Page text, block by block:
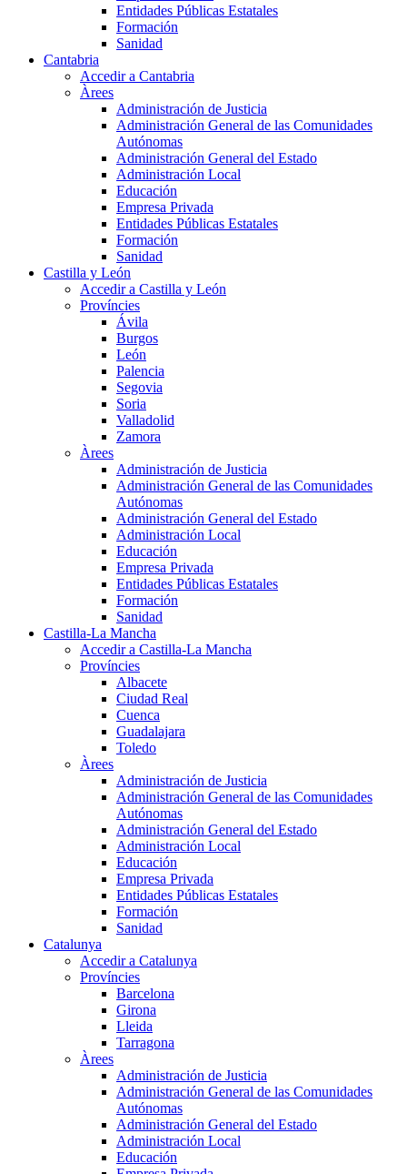
Entidades Públicas Estatales
Formación
Sanidad
Cantabria
Accedir a Cantabria
Àrees
Administración de Justicia
Administración General de las Comunidades
Autónomas
Administración General del Estado
Administración Local
Educación
Empresa Privada
Entidades Públicas Estatales
Formación
Sanidad
Castilla y León
Accedir a Castilla y León
Províncies
Ávila
Burgos
León
Palencia
Segovia
Soria
Valladolid
Zamora
Àrees
Administración de Justicia
Administración General de las Comunidades
Autónomas
Administración General del Estado
Administración Local
Educación
Empresa Privada
Entidades Públicas Estatales
Formación
Sanidad
Castilla-La Mancha
Accedir a Castilla-La Mancha
Províncies
Albacete
Ciudad Real
Cuenca
Guadalajara
Toledo
Àrees
Administración de Justicia
Administración General de las Comunidades
Autónomas
Administración General del Estado
Administración Local
Educación
Empresa Privada
Entidades Públicas Estatales
Formación
Sanidad
Catalunya
Accedir a Catalunya
Províncies
Barcelona
Girona
Lleida
Tarragona
Àrees
Administración de Justicia
Administración General de las Comunidades
Autónomas
Administración General del Estado
Administración Local
Educación